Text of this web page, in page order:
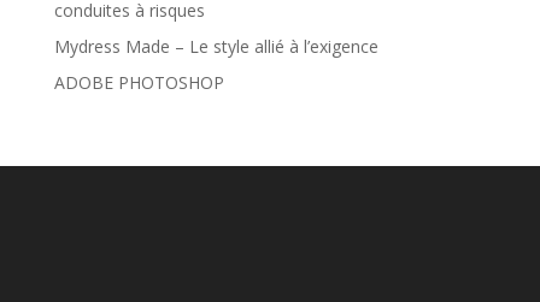
conduites à risques
Mydress Made – Le style allié à l’exigence
ADOBE PHOTOSHOP